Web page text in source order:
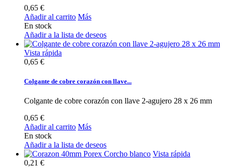
0,65 €
Añadir al carrito Más
En stock
Añadir a la lista de deseos
Vista rápida
0,65 €
Colgante de cobre corazón con llave...
Colgante de cobre corazón con llave 2-agujero 28 x 26 mm
0,65 €
Añadir al carrito Más
En stock
Añadir a la lista de deseos
Vista rápida
0,21 €